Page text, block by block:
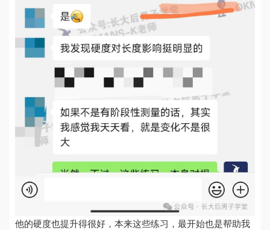
他的硬度也提升得很好，本来这些练习，最开始也是帮助我